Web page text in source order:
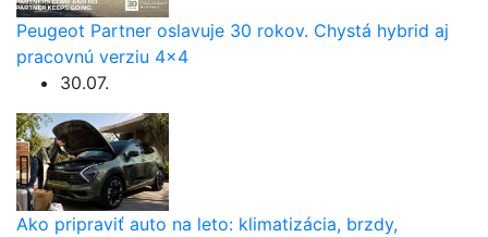
Peugeot Partner oslavuje 30 rokov. Chystá hybrid aj
pracovnú verziu 4×4
30.07.
Ako pripraviť auto na leto: klimatizácia, brzdy,